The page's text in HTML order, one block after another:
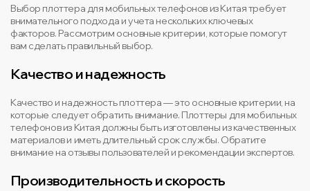
Выбор плоттера для мобильных телефонов из Китая требует
внимательного подхода и учета нескольких ключевых
факторов. Рассмотрим основные критерии, которые помогут
вам сделать правильный выбор.
Качество и надежность
Качество и надежность плоттера — это основные критерии, на
которые следует обратить внимание. Плоттеры для мобильных
телефонов из Китая должны быть изготовлены из качественных
материалов и иметь длительный срок службы. Обратите
внимание на отзывы пользователей и рекомендации экспертов.
Производительность и скорость